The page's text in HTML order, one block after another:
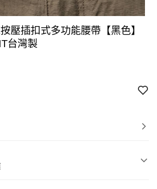
壓插扣式多功能腰帶【黑色】
台灣製